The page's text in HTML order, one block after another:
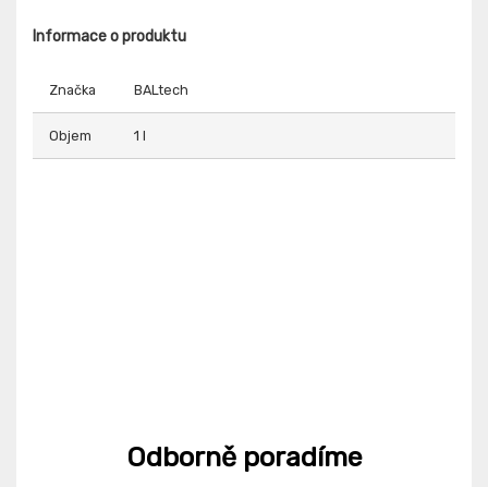
Informace o produktu
Značka BALtech
Objem 1 l
Odborně poradíme